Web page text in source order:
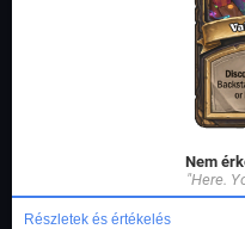
Nem
"Here.
Részletek és értékelés